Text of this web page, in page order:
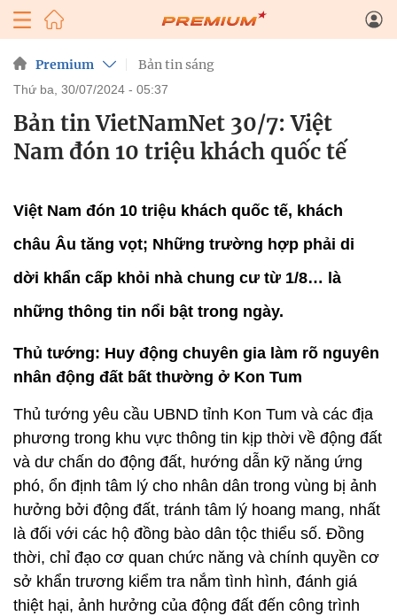
Premium Bản tin sáng
thứ ba, 30/07/2024 - 05:37
Bản tin VietNamNet 30/7: Việt
Nam đón 10 triệu khách quốc tế
Việt Nam đón 10 triệu khách quốc tế, khách
châu Âu tăng vọt; Những trường hợp phải di
dời khẩn cấp khỏi nhà chung cư từ 1/8… là
những thông tin nổi bật trong ngày.
Thủ tướng: Huy động chuyên gia làm rõ nguyên
nhân động đất bất thường ở Kon Tum
Thủ tướng yêu cầu UBND tỉnh Kon Tum và các địa
phương trong khu vực thông tin kịp thời về động đất
và dư chấn do động đất, hướng dẫn kỹ năng ứng
phó, ổn định tâm lý cho nhân dân trong vùng bị ảnh
hưởng bởi động đất, tránh tâm lý hoang mang, nhất
là đối với các hộ đồng bào dân tộc thiểu số. Đồng
thời, chỉ đạo cơ quan chức năng và chính quyền cơ
sở khẩn trương kiểm tra nắm tình hình, đánh giá
thiệt hại, ảnh hưởng của động đất đến công trình